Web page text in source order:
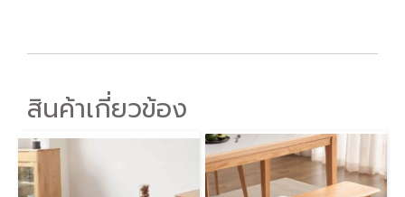
สินค้าเกี่ยวข้อง